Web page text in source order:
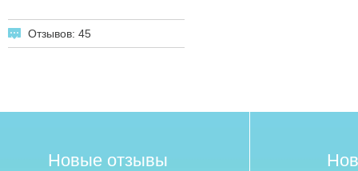
Отзывов: 45
Новые отзывы